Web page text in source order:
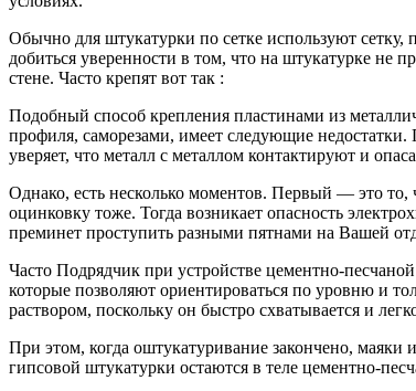
Обычно для штукатурки по сетке используют
добиться уверенности в том, что на штукатурке не
стене. Часто крепят вот так :
Подобный способ крепления пластинами из
профиля, саморезами, имеет следующие
уверяет, что металл с металлом контактируют и
Однако, есть несколько моментов. Первый — это то,
оцинковку тоже. Тогда возникает опасность
преминет проступить разными пятнами на Вашей
Часто Подрядчик при устройстве цементно-
которые позволяют ориентироваться по уровню и
раствором, поскольку он быстро схватывается и
При этом, когда оштукатуривание закончено, маяки
гипсовой штукатурки остаются в теле цементно-